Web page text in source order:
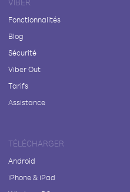
VIBER
Fonctionnalités
Blog
Sécurité
Viber Out
Tarifs
Assistance
TÉLÉCHARGER
Android
iPhone & iPad